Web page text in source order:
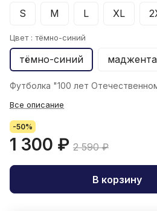
S M L XL
Цвет : тёмно-синий
тёмно-синий маджента
Футболка "100 лет
Все описание
-50%
1 300 ₽ 2 590 ₽
В корзину